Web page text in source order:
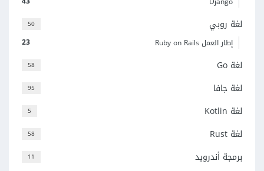
50 لغة روبي
23 إطار العمل Ruby on Rails
58 لغة Go
95 لغة جافا
5 لغة Kotlin
58 لغة Rust
11 برمجة أندرويد